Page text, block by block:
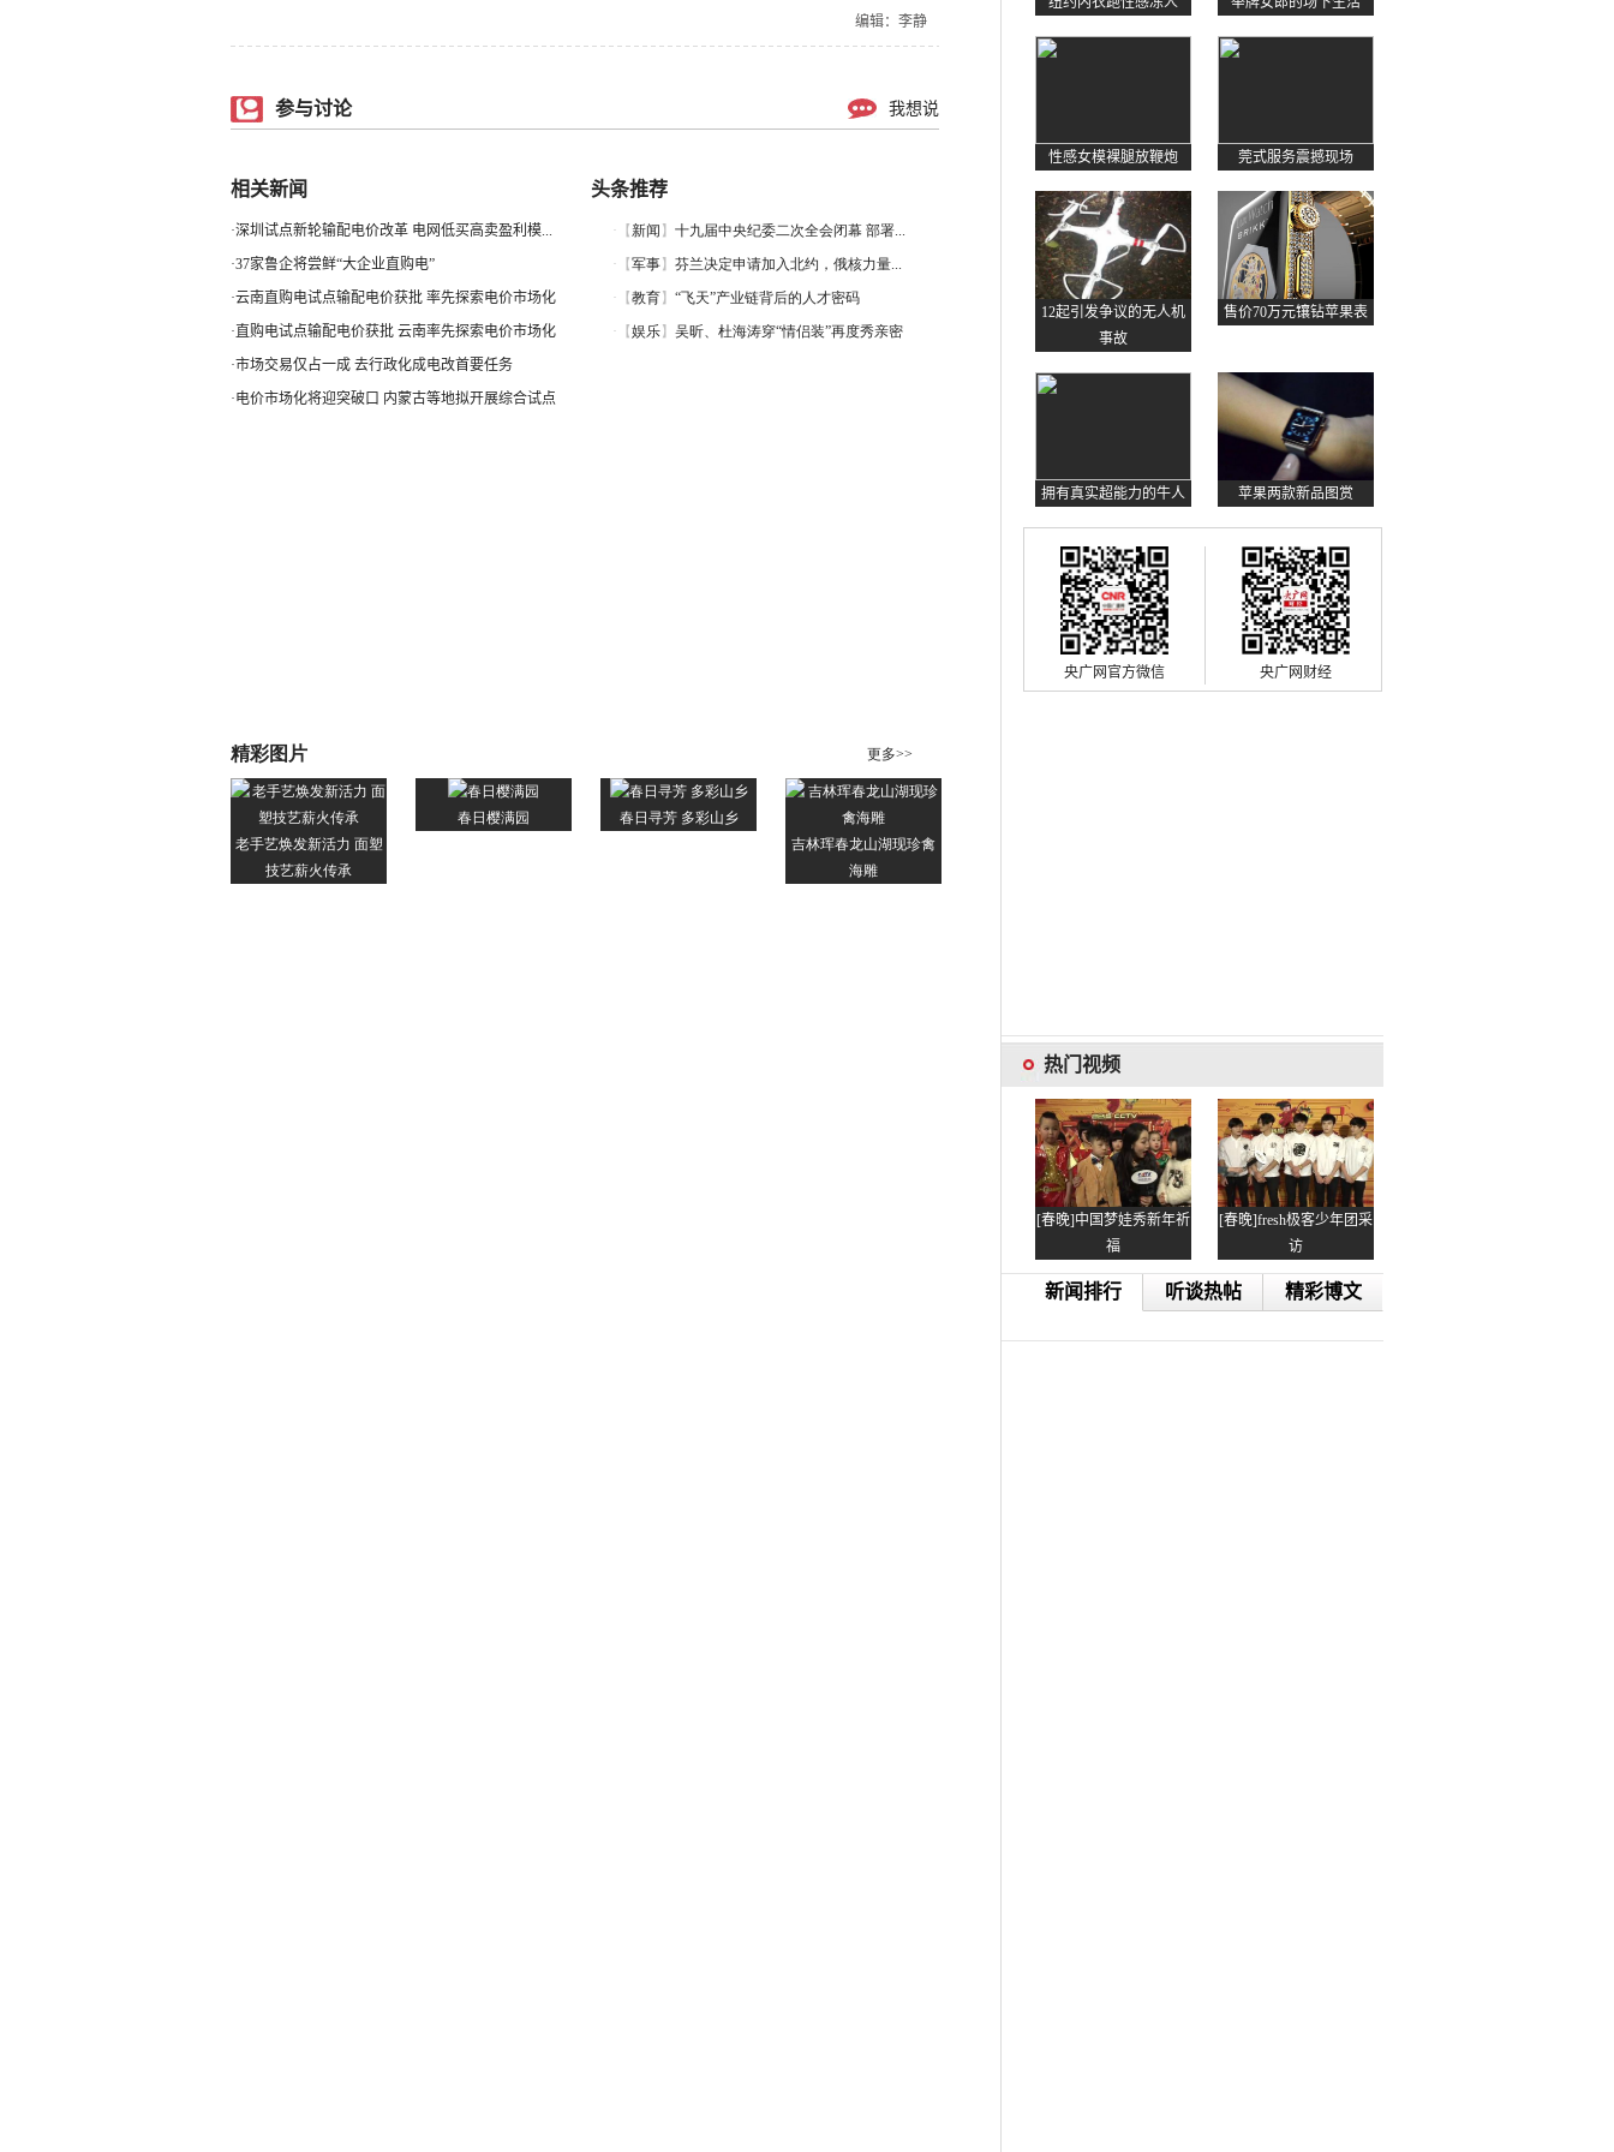
编辑：李静
参与讨论 我想说
相关新闻
·深圳试点新轮输配电价改革 电网低买高卖盈利模...
·37家鲁企将尝鲜“大企业直购电”
·云南直购电试点输配电价获批 率先探索电价市场化
· 直购电试点输配电价获批 云南率先探索电价市场化
·市场交易仅占一成 去行政化成电改首要任务
·电价市场化将迎突破口 内蒙古等地拟开展综合试点
头条推荐
性感女模裸腿放鞭炮 莞式服务震撼现场
12起引发争议的无人机
事故
售价70万元镶钻苹果表
拥有真实超能力的牛人 苹果两款新品图赏
央广网官方微信 央广网财经